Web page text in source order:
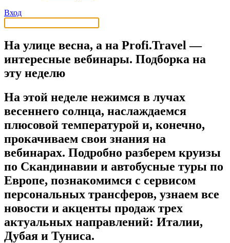
Вход
На улице весна, а на Profi.Travel ―
интересные вебинары. Подборка на
эту неделю
На этой неделе нежимся в лучах
весеннего солнца, наслаждаемся
плюсовой температурой и, конечно,
прокачиваем свои знания на
вебинарах. Подробно разберем круизы
по Скандинавии и автобусные туры по
Европе, познакомимся с сервисом
персональных трансферов, узнаем все
новости и акценты продаж трех
актуальных направлений: Италии,
Дубая и Туниса.